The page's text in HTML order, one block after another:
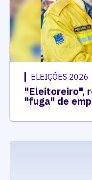
ELEIÇÕES 2026
"Eleitoreiro",
"fuga" de